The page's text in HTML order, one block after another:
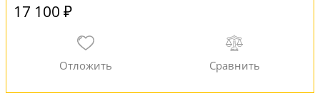
17 100 ₽